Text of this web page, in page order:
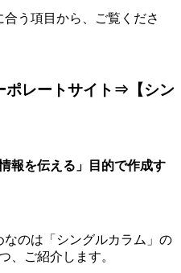
う項目から、ご覧くださ
ポレートサイト⇒【シン
情報を伝える」目的で作成す
のは「シングルカラム」の
、ご紹介します。